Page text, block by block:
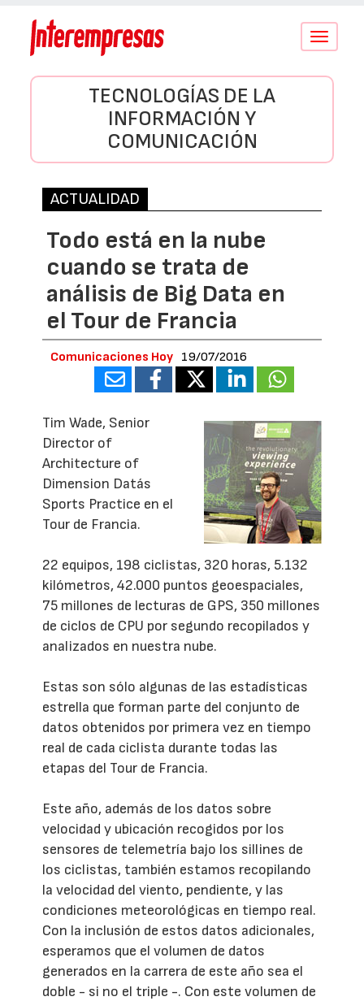
Conmutar
TECNOLOGÍAS DE LA
INFORMACIÓN Y
COMUNICACIÓN
ACTUALIDAD
Todo está en la nube
cuando se trata de
análisis de Big Data en
el Tour de Francia
Comunicaciones Hoy 19/07/2016
Tim Wade, Senior
Director of
Architecture of
Dimension Datás
Sports Practice en el
Tour de Francia.
22 equipos, 198 ciclistas, 320 horas, 5.132
kilómetros, 42.000 puntos geoespaciales,
75 millones de lecturas de GPS, 350 millones
de ciclos de CPU por segundo recopilados y
analizados en nuestra nube.
Estas son sólo algunas de las estadísticas
estrella que forman parte del conjunto de
datos obtenidos por primera vez en tiempo
real de cada ciclista durante todas las
etapas del Tour de Francia.
Este año, además de los datos sobre
velocidad y ubicación recogidos por los
sensores de telemetría bajo los sillines de
los ciclistas, también estamos recopilando
la velocidad del viento, pendiente, y las
condiciones meteorológicas en tiempo real.
Con la inclusión de estos datos adicionales,
esperamos que el volumen de datos
generados en la carrera de este año sea el
doble - si no el triple -. Con este volumen de